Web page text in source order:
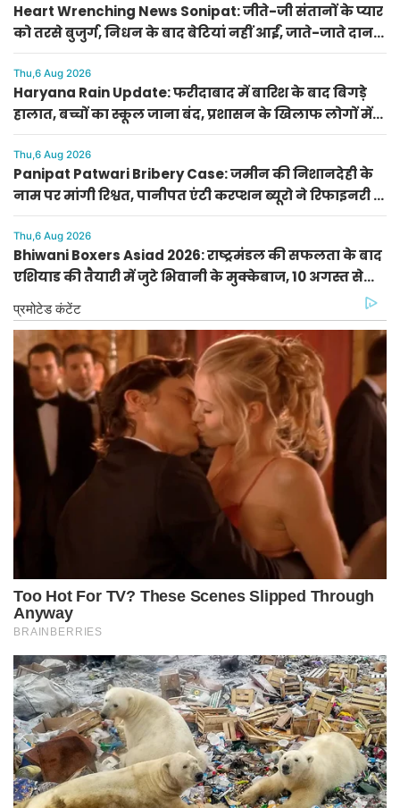
Heart Wrenching News Sonipat: जीते-जी संतानों के प्यार
को तरसे बुजुर्ग, निधन के बाद बेटियां नहीं आईं, जाते-जाते दान
कर गए आंखें
Thu,6 Aug 2026
Haryana Rain Update: फरीदाबाद में बारिश के बाद बिगड़े
हालात, बच्चों का स्कूल जाना बंद, प्रशासन के खिलाफ लोगों में
गुस्सा
Thu,6 Aug 2026
Panipat Patwari Bribery Case: जमीन की निशानदेही के
नाम पर मांगी रिश्वत, पानीपत एंटी करप्शन ब्यूरो ने रिफाइनरी के
पास से दबोचा
Thu,6 Aug 2026
Bhiwani Boxers Asiad 2026: राष्ट्रमंडल की सफलता के बाद
एशियाड की तैयारी में जुटे भिवानी के मुक्केबाज, 10 अगस्त से
पटियाला में कैंप